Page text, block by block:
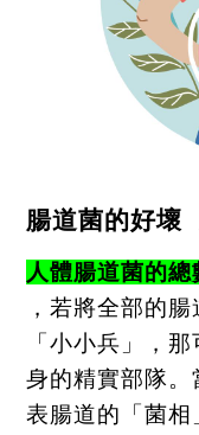
腸道菌的好壞
人體腸道菌的
，若將全部的
「小小兵」，
身的精實部隊
表腸道的「菌相